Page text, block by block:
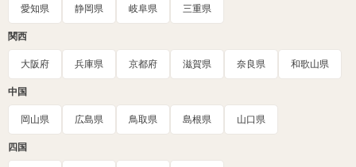
愛知県 静岡県 岐阜県 三重県
関西
大阪府 兵庫県 京都府 滋賀県 奈良県 和歌山県
中国
岡山県 広島県 鳥取県 島根県 山口県
四国